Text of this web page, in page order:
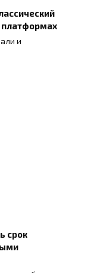
платформах
и
срок